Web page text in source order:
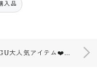
入品
GU大人気アイテム❤️購入品✨